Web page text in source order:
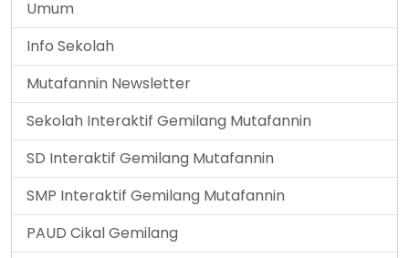
Umum
Info Sekolah
Mutafannin Newsletter
Sekolah Interaktif Gemilang Mutafannin
SD Interaktif Gemilang Mutafannin
SMP Interaktif Gemilang Mutafannin
PAUD Cikal Gemilang